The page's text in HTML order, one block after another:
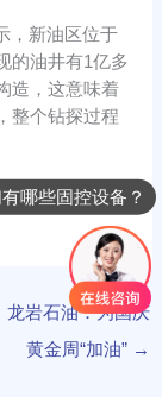
新油区位于
的油井有1亿多
造，这意味着
整个钻探过程
区可采石油储
龙岩石油：为国庆
黄金周“加油” →
哪些固控设备？